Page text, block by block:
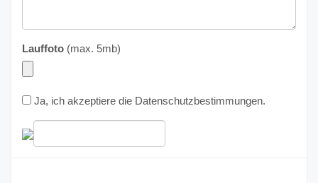
Lauffoto (max. 5mb)
Ja, ich akzeptiere die Datenschutzbestimmungen.